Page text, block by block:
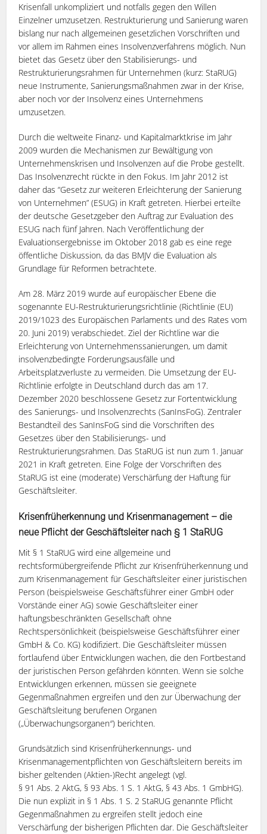
Krisenfall unkompliziert und notfalls gegen den Willen
Einzelner umzusetzen. Restrukturierung und Sanierung waren
bislang nur nach allgemeinen gesetzlichen Vorschriften und
vor allem im Rahmen eines Insolvenzverfahrens möglich. Nun
bietet das Gesetz über den Stabilisierungs- und
Restrukturierungsrahmen für Unternehmen (kurz: StaRUG)
neue Instrumente, Sanierungsmaßnahmen zwar in der Krise,
aber noch vor der Insolvenz eines Unternehmens
umzusetzen.
Durch die weltweite Finanz- und Kapitalmarktkrise im Jahr
2009 wurden die Mechanismen zur Bewältigung von
Unternehmenskrisen und Insolvenzen auf die Probe gestellt.
Das Insolvenzrecht rückte in den Fokus. Im Jahr 2012 ist
daher das “Gesetz zur weiteren Erleichterung der Sanierung
von Unternehmen” (ESUG) in Kraft getreten. Hierbei erteilte
der deutsche Gesetzgeber den Auftrag zur Evaluation des
ESUG nach fünf Jahren. Nach Veröffentlichung der
Evaluationsergebnisse im Oktober 2018 gab es eine rege
öffentliche Diskussion, da das BMJV die Evaluation als
Grundlage für Reformen betrachtete.
Am 28. März 2019 wurde auf europäischer Ebene die
sogenannte EU-Restrukturierungsrichtlinie (Richtlinie (EU)
2019/1023 des Europäischen Parlaments und des Rates vom
20. Juni 2019) verabschiedet. Ziel der Richtline war die
Erleichterung von Unternehmenssanierungen, um damit
insolvenzbedingte Forderungsausfälle und
Arbeitsplatzverluste zu vermeiden. Die Umsetzung der EU-
Richtlinie erfolgte in Deutschland durch das am 17.
Dezember 2020 beschlossene Gesetz zur Fortentwicklung
des Sanierungs- und Insolvenzrechts (SanInsFoG). Zentraler
Bestandteil des SanInsFoG sind die Vorschriften des
Gesetzes über den Stabilisierungs- und
Restrukturierungsrahmen. Das StaRUG ist nun zum 1. Januar
2021 in Kraft getreten. Eine Folge der Vorschriften des
StaRUG ist eine (moderate) Verschärfung der Haftung für
Geschäftsleiter.
Krisenfrüherkennung und Krisenmanagement – die
neue Pflicht der Geschäftsleiter nach § 1 StaRUG
Mit § 1 StaRUG wird eine allgemeine und
rechtsformübergreifende Pflicht zur Krisenfrüherkennung und
zum Krisenmanagement für Geschäftsleiter einer juristischen
Person (beispielsweise Geschäftsführer einer GmbH oder
Vorstände einer AG) sowie Geschäftsleiter einer
haftungsbeschränkten Gesellschaft ohne
Rechtspersönlichkeit (beispielsweise Geschäftsführer einer
GmbH & Co. KG) kodifiziert. Die Geschäftsleiter müssen
fortlaufend über Entwicklungen wachen, die den Fortbestand
der juristischen Person gefährden könnten. Wenn sie solche
Entwicklungen erkennen, müssen sie geeignete
Gegenmaßnahmen ergreifen und den zur Überwachung der
Geschäftsleitung berufenen Organen
(„Überwachungsorganen″) berichten.
Grundsätzlich sind Krisenfrüherkennungs- und
Krisenmanagementpflichten von Geschäftsleitern bereits im
bisher geltenden (Aktien-)Recht angelegt (vgl.
§ 91 Abs. 2 AktG, § 93 Abs. 1 S. 1 AktG, § 43 Abs. 1 GmbHG).
Die nun explizit in § 1 Abs. 1 S. 2 StaRUG genannte Pflicht
Gegenmaßnahmen zu ergreifen stellt jedoch eine
Verschärfung der bisherigen Pflichten dar. Die Geschäftsleiter